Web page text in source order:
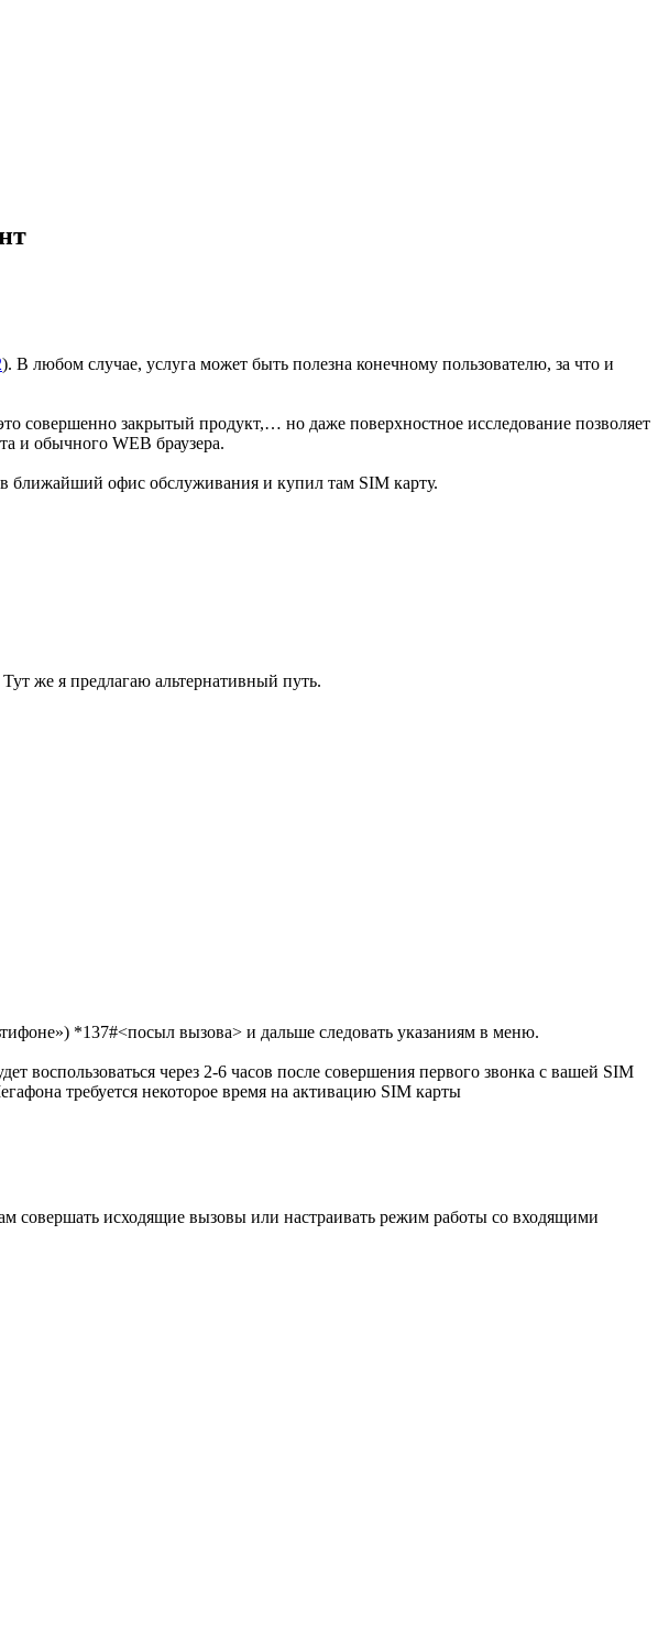
). В любом случае, услуга может быть полезна конечному пользователю, за что и
совершенно закрытый продукт,… но даже поверхностное исследование позволяет
и обычного WEB браузера.
ближайший офис обслуживания и купил там SIM карту.
же я предлагаю альтернативный путь.
*137#<посыл вызова> и дальше следовать указаниям в меню.
через 2-6 часов после совершения первого звонка с вашей SIM
требуется некоторое время на активацию SIM карты
совершать исходящие вызовы или настраивать режим работы со входящими